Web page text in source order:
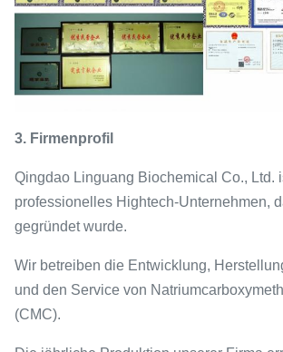
3. Firmenprofil
Qingdao Linguang Biochemical Co., Ltd.
professionelles Hightech-Unternehmen,
gegründet wurde.
Wir betreiben die Entwicklung,
und den Service von
(CMC).